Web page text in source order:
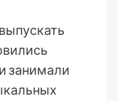
занимали